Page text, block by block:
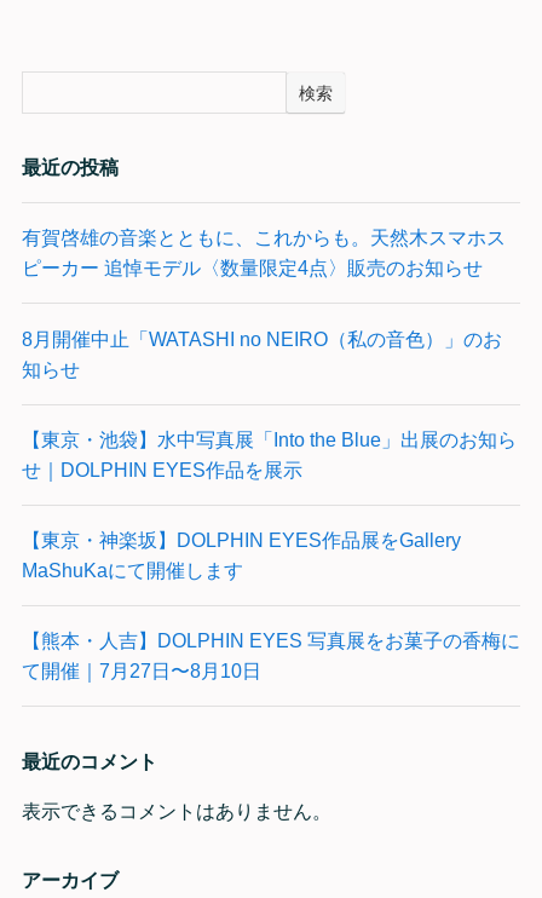
検索
最近の投稿
有賀啓雄の音楽とともに、これからも。天然木スマホス
ピーカー 追悼モデル〈数量限定4点〉販売のお知らせ
8月開催中止「WATASHI no NEIRO（私の音色）」のお
知らせ
【東京・池袋】水中写真展「Into the Blue」出展のお知ら
せ｜DOLPHIN EYES作品を展示
【東京・神楽坂】DOLPHIN EYES作品展をGallery
MaShuKaにて開催します
【熊本・人吉】DOLPHIN EYES 写真展をお菓子の香梅に
て開催｜7月27日〜8月10日
最近のコメント
表示できるコメントはありません。
アーカイブ